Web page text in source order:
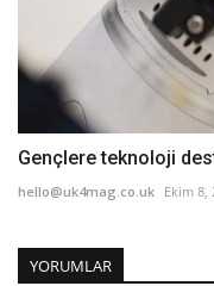
Gençlere teknoloji
hello@uk4mag.co.uk Ekim 8,
YORUMLAR